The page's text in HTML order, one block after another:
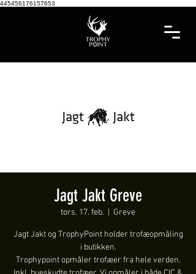
445456176157653
Jagt Jakt Greve
tors. 17. feb. Greve
Jagt Jakt og TrophyPoint holder trofæopmåling
i butikken.
Trophypoint opmåler trofæer fra hele verden.